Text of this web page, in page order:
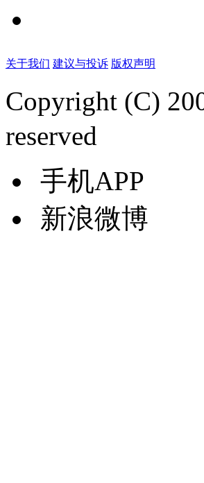
关于我们 建议与投诉 版权声明
Copyright (C)
reserved
手机APP
新浪微博